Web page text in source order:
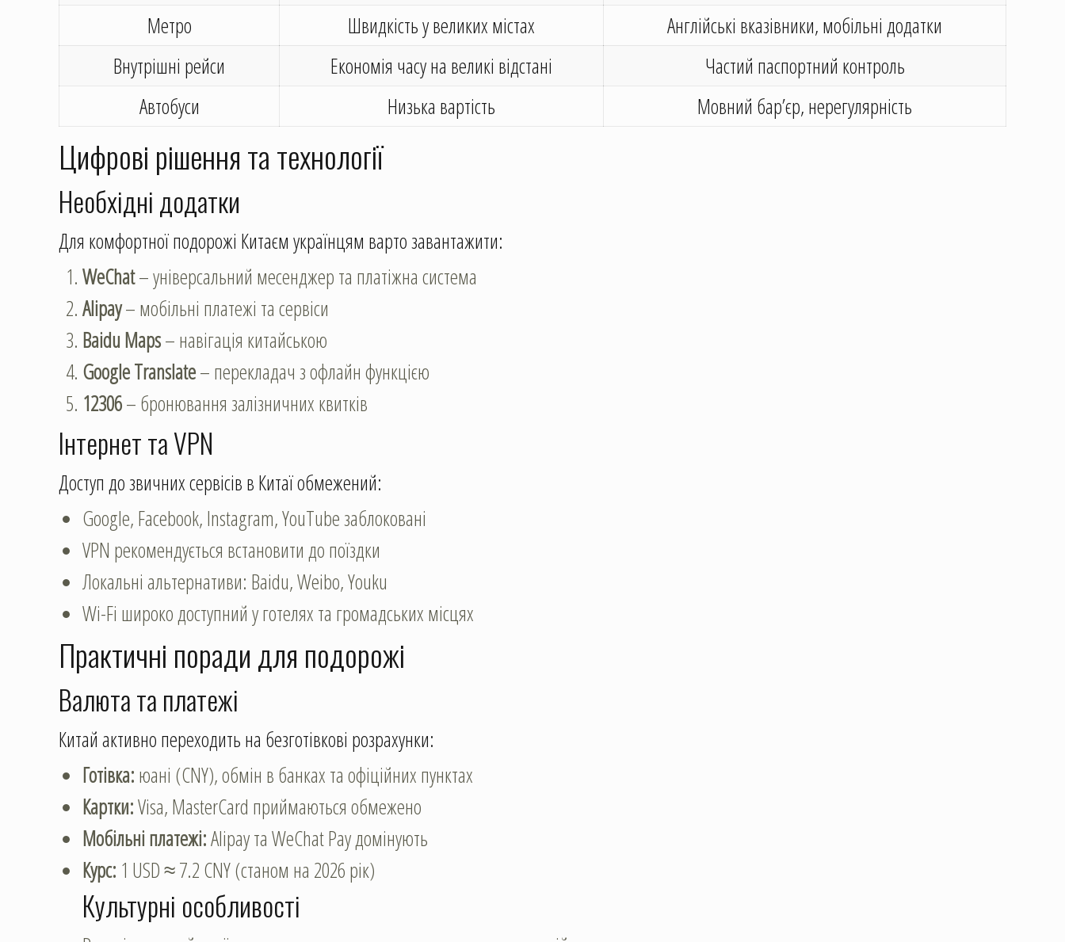
Метро
Швидкість у великих містах
Англійські вказівники, мобільні додатки
Внутрішні рейси
Економія часу на великі відстані
Частий паспортний контроль
Автобуси
Низька вартість Мовний бар’єр, нерегулярність
Цифрові рішення та технології
Необхідні додатки
Для комфортної подорожі Китаєм українцям варто завантажити:
WeChat– універсальний месенджер та платіжна система
Alipay– мобільні платежі та сервіси
Baidu Maps– навігація китайською
Google Translate– перекладач з офлайн функцією
12306– бронювання залізничних квитків
Інтернет та VPN
Доступ до звичних сервісів в Китаї обмежений:
Google, Facebook, Instagram, YouTube заблоковані
VPN рекомендується встановити до поїздки
Локальні альтернативи: Baidu, Weibo, Youku
Wi-Fi широко доступний у готелях та громадських місцях
Практичні поради для подорожі
Валюта та платежі
Китай активно переходить на безготівкові розрахунки:
Готівка:юані (CNY), обмін в банках та офіційних пунктах
Картки:Visa, MasterCard приймаються обмежено
Мобільні платежі:Alipay та WeChat Pay домінують
Курс: 1 USD ≈ 7.2 CNY (станом на 2026 рік)
Культурні особливості